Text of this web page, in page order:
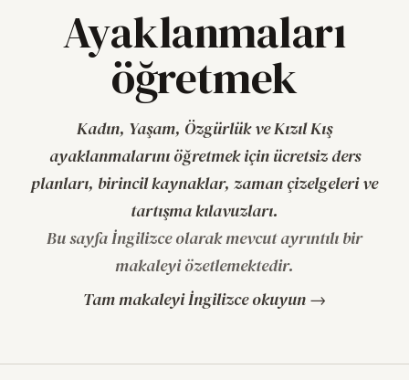
Ayaklanmaları
öğretmek
Kadın, Yaşam, Özgürlük ve Kızıl Kış
ayaklanmalarını öğretmek için ücretsiz ders
planları, birincil kaynaklar, zaman çizelgeleri ve
tartışma kılavuzları.
Bu sayfa İngilizce olarak mevcut ayrıntılı bir
makaleyi özetlemektedir.
Tam makaleyi İngilizce okuyun →